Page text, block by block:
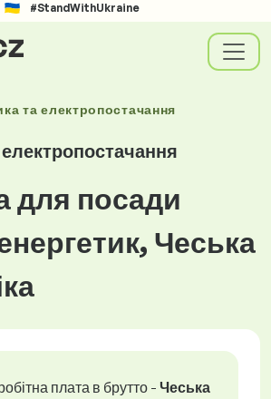
#StandWithUkraine
та електропостачання
для посади
Чеська
плата в брутто - Чеська